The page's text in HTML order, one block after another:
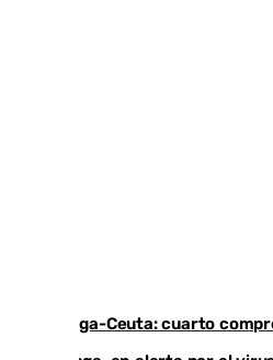
Málaga-Ceuta: cuarto